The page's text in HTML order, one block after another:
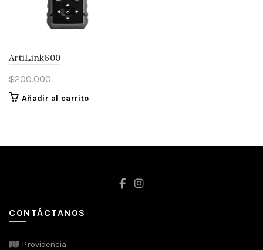
ArtiLink600
$200.000
Añadir al carrito
CONTÁCTANOS
Providencia